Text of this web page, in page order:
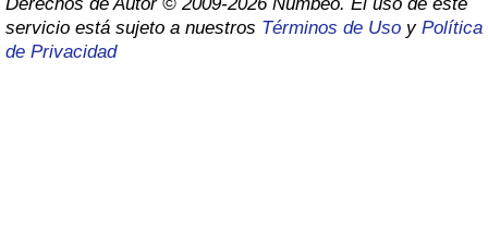
servicio está sujeto a nuestros Términos de Uso y Política
de Privacidad
(Actual)